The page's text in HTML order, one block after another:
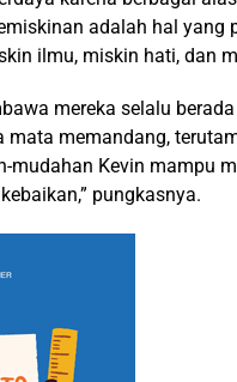
adalah hal yang
ilmu, miskin hati, dan
mereka selalu
memandang,
mudahan Kevin mampu
pungkasnya.